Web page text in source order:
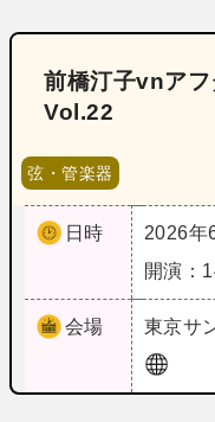
前橋汀子vnアフ
Vol.22
弦・管楽器
日時
2026年
開演：
会場 東京サ